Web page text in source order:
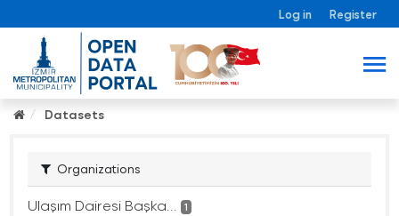
Log in Register
Datasets
Organizations
Ulaşım Dairesi Başka... 1